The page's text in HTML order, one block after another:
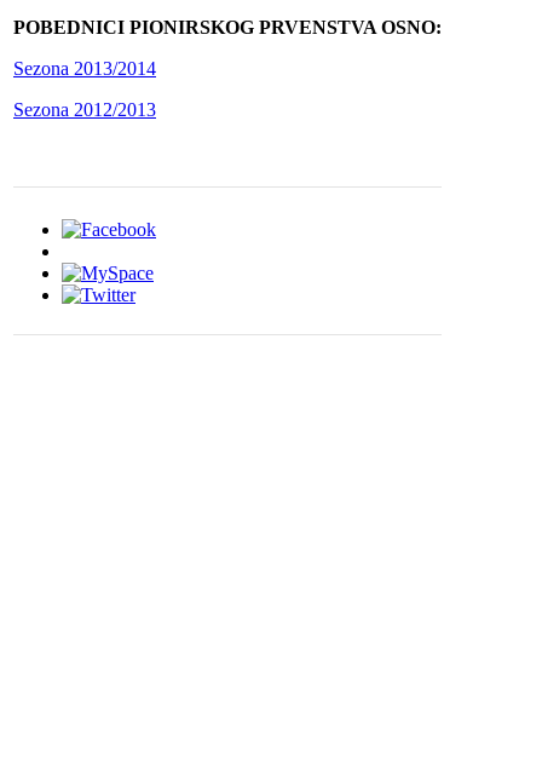
POBEDNICI PIONIRSKOG PRVENSTVA OSNO:
Sezona 2013/2014
Sezona 2012/2013